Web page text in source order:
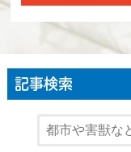
記事検索